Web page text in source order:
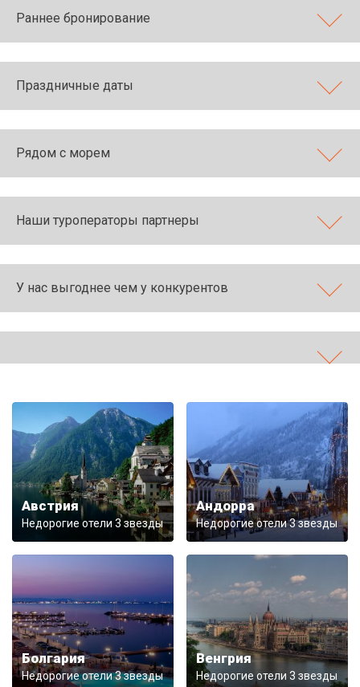
Раннее бронирование
Праздничные даты
Рядом с морем
Наши туроператоры партнеры
У нас выгоднее чем у конкурентов
Австрия
Недорогие отели 3 звезды
Андорра
Недорогие отели 3 звезды
Болгария
Недорогие отели 3 звезды
Венгрия
Недорогие отели 3 звезды